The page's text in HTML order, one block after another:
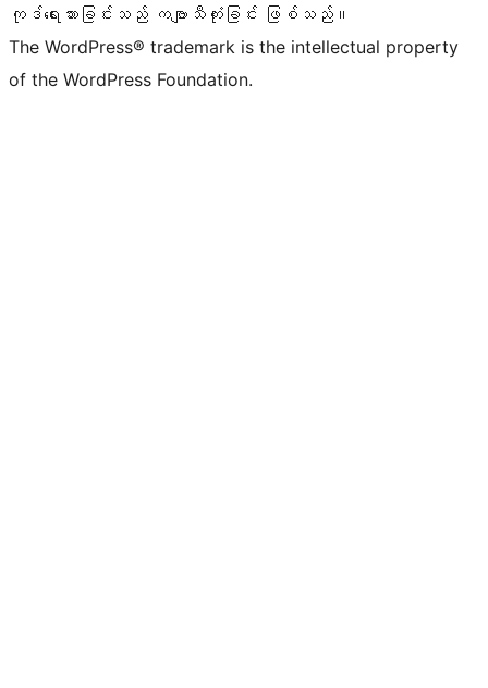
ကုဒ်ရေးသားခြင်းသည် ကဗျာသီကုံးခြင်း ဖြစ်သည်။
The WordPress® trademark is the intellectual property
of the WordPress Foundation.